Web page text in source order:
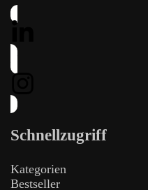
Schnellzugriff
Kategorien
Bestseller